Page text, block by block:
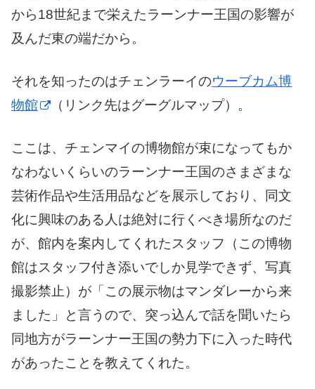
から18世紀まで栄えたラーンナー王国の影響が
及んだ東の端だから。
それを知ったのはチェンラーイのウーブカム博
物館
（リンク先はグーグルマップ）。
ここは、チェンマイの博物館が束になってもか
なわないくらいのラーンナー王国のさまざまな
芸術作品や生活用品などを展示しており、同文
化に興味のある人は絶対に行くべき場所なのだ
が、館内を案内してくれたスタッフ（この博物
館はスタッフ付き添いでしか見学できず、写真
撮影禁止）が「この展示物はマンダレーから来
ました」と言うので、突っ込んで話を聞いたら
同地方がラーンナー王国の勢力下に入った時代
があったことを教えてくれた。